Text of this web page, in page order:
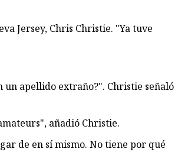
Jersey, Chris Christie. "Ya tuve
un apellido extraño?". Christie señaló
añadió Christie.
de en sí mismo. No tiene por qué